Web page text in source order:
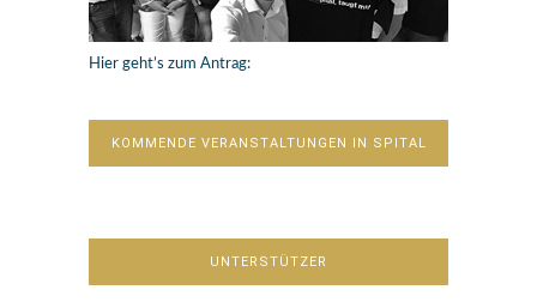
Hier geht’s zum Antrag:
KOMMENDE VERANSTALTUNGEN IN SPITAL
UNTERSTÜTZER